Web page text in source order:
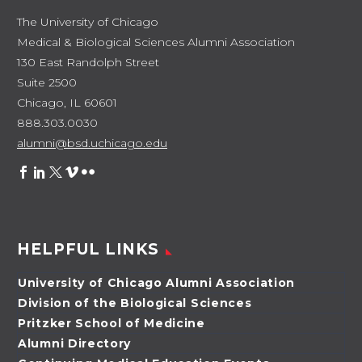
The University of Chicago
Medical & Biological Sciences Alumni Association
130 East Randolph Street
Suite 2500
Chicago, IL 60601
888.303.0030
alumni@bsd.uchicago.edu
HELPFUL LINKS
University of Chicago Alumni Association
Division of the Biological Sciences
Pritzker School of Medicine
Alumni Directory